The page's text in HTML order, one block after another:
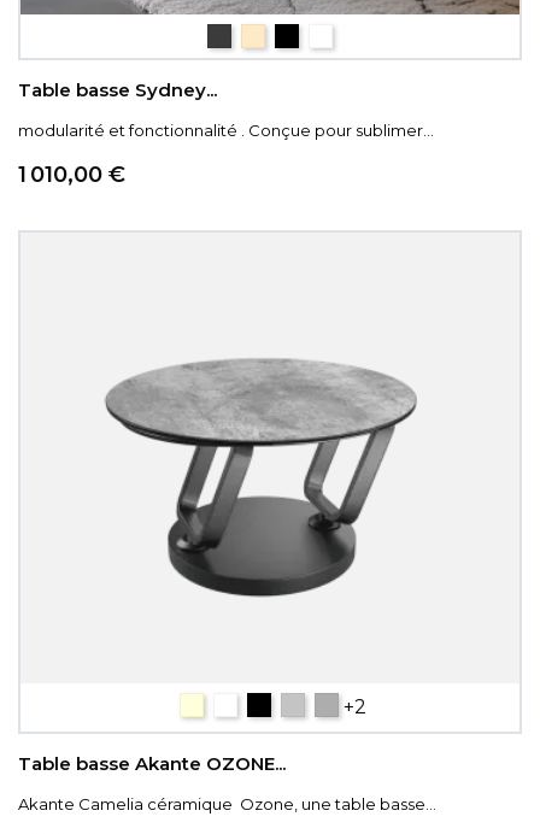
Table basse Sydney...
modularité et fonctionnalité . Conçue pour sublimer...
Prix
1 010,00 €
céramique blanc marbré
Céramique Titane
ARGILECÉRAMIQUE SILVER.
+2
Table basse Akante OZONE...
Akante Camelia céramique Ozone, une table basse...